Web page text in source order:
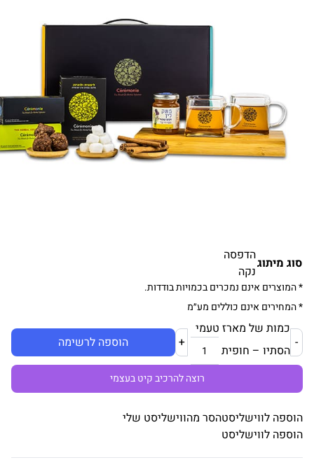
סוג מיתוג הדפסה
נקה
* המוצרים אינם נמכרים בכמויות בודדות.
* המחירים אינם כוללים מע״מ
כמות של מארז טעמי
הסתיו – חופית
+ הוספה לרשימה
רוצה להרכיב קיט בעצמי
הוספה לווישליסטהסר מהווישליסט שלי
הוספה לווישליסט